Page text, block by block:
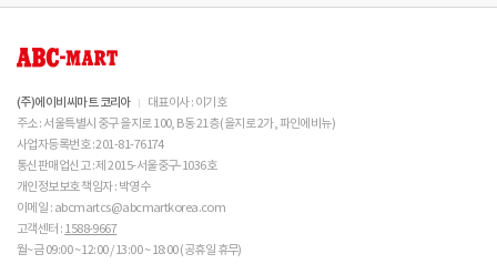
(주)에이비씨마트 코리아
대표이사 : 이기호
주소 : 서울특별시 중구 을지로 100, B동 21층 (을지로 2가, 파인에비뉴)
사업자등록번호 : 201-81-76174
통신판매업신고 : 제 2015-서울중구-1036호
개인정보보호 책임자 : 박영수
이메일 : abcmartcs@abcmartkorea.com
고객센터 : 1588-9667
월~금 09:00 ~ 12:00 / 13:00 ~ 18:00 (공휴일 휴무)